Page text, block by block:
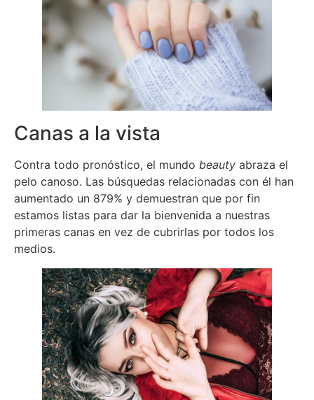
Canas a la vista
Contra todo pronóstico, el mundo beauty abraza el
pelo canoso. Las búsquedas relacionadas con él han
aumentado un 879% y demuestran que por fin
estamos listas para dar la bienvenida a nuestras
primeras canas en vez de cubrirlas por todos los
medios.